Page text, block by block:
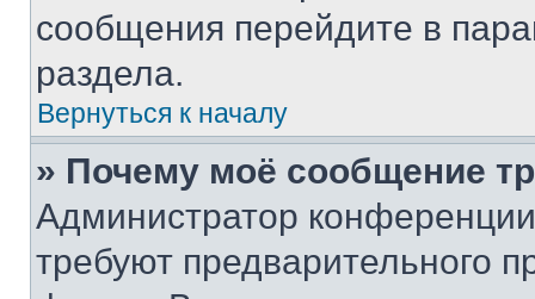
сообщения перейдите в
раздела.
Вернуться к началу
» Почему моё сообщение
Администратор
требуют предварительного